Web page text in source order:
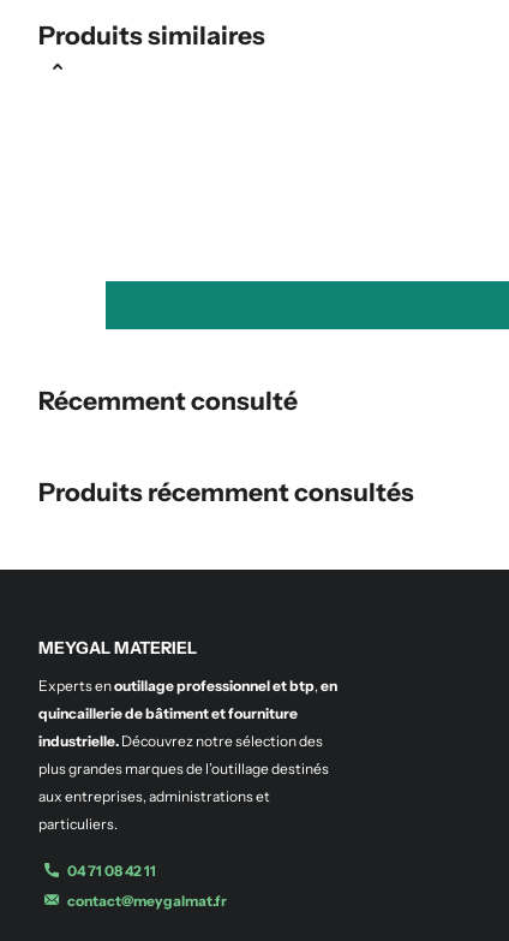
Produits similaires
Récemment consulté
Produits récemment consultés
MEYGAL MATERIEL
Experts enoutillage professionnel et btp,en
quincaillerie de bâtiment et fourniture
industrielle. Découvrez notre sélection des
plus grandes marques de l’outillage destinés
aux entreprises, administrations et
particuliers.
04 71 08 42 11
contact@meygalmat.fr